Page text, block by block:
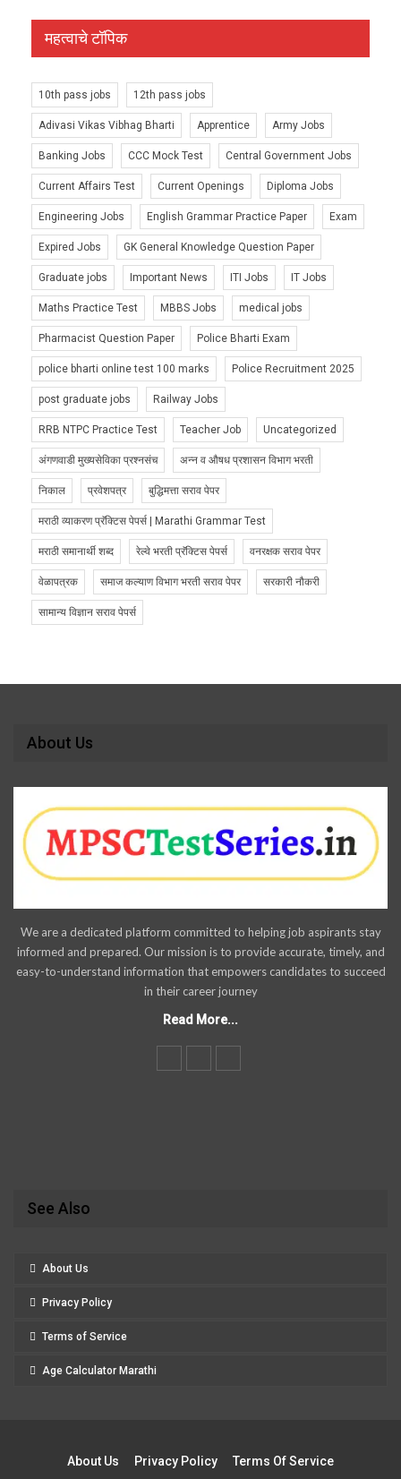
महत्वाचे टॉपिक
10th pass jobs 12th pass jobs
Adivasi Vikas Vibhag Bharti Apprentice Army Jobs
Banking Jobs CCC Mock Test Central Government Jobs
Current Affairs Test Current Openings Diploma Jobs
Engineering Jobs English Grammar Practice Paper Exam
Expired Jobs GK General Knowledge Question Paper
Graduate jobs Important News ITI Jobs IT Jobs
Maths Practice Test MBBS Jobs medical jobs
Pharmacist Question Paper Police Bharti Exam
police bharti online test 100 marks Police Recruitment 2025
post graduate jobs Railway Jobs
RRB NTPC Practice Test Teacher Job Uncategorized
अंगणवाडी मुख्यसेविका प्रश्नसंच अन्न व औषध प्रशासन विभाग भरती
निकाल प्रवेशपत्र बुद्धिमत्ता सराव पेपर
मराठी व्याकरण प्रॅक्टिस पेपर्स | Marathi Grammar Test
मराठी समानार्थी शब्द रेल्वे भरती प्रॅक्टिस पेपर्स वनरक्षक सराव पेपर
वेळापत्रक समाज कल्याण विभाग भरती सराव पेपर सरकारी नौकरी
सामान्य विज्ञान सराव पेपर्स
About Us
We are a dedicated platform committed to helping job aspirants stay
informed and prepared. Our mission is to provide accurate, timely, and
easy-to-understand information that empowers candidates to succeed
in their career journey
Read More...
See Also
About Us
Privacy Policy
Terms of Service
Age Calculator Marathi
About Us Privacy Policy Terms Of Service